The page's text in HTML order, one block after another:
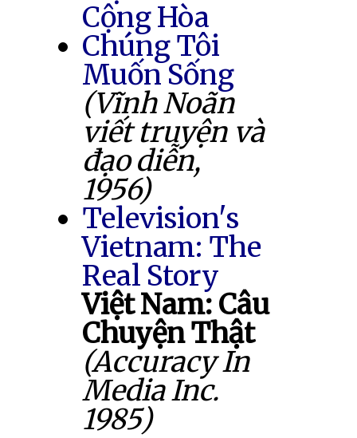
Cộng Hòa
Chúng Tôi
Muốn Sống
(Vĩnh Noãn
viết truyện và
đạo diễn,
1956)
Television's
Vietnam: The
Real Story
Việt Nam: Câu
Chuyện Thật
(Accuracy In
Media Inc.
1985)